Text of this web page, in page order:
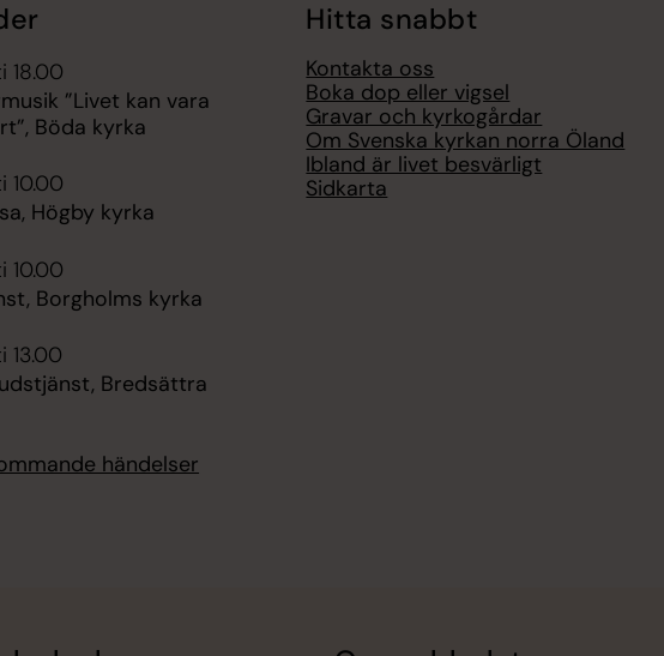
18.00
”Livet kan vara
Böda kyrka
10.00
Högby kyrka
10.00
Borgholms kyrka
13.00
Bredsättra
händelser
Hitta snabbt
Kontakta oss
Boka dop eller vigsel
Gravar och kyrkogårdar
Om Svenska kyrkan norra Öland
Ibland är livet besvärligt
Sidkarta